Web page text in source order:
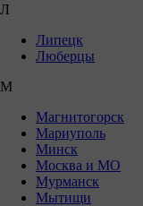
Л
Липецк
Люберцы
М
Магнитогорск
Мариуполь
Минск
Москва и МО
Мурманск
Мытищи